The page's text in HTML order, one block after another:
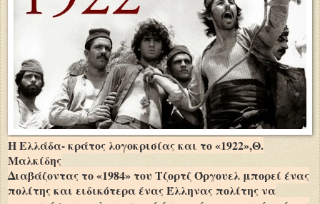
Η Ελλάδα- κράτος λογοκρισίας και το «1922»,Θ.
Μαλκίδης
Διαβάζοντας το «1984» του Τζορτζ Όργουελ μπορεί ένας
πολίτης και ειδικότερα ένας Έλληνας πολίτης να